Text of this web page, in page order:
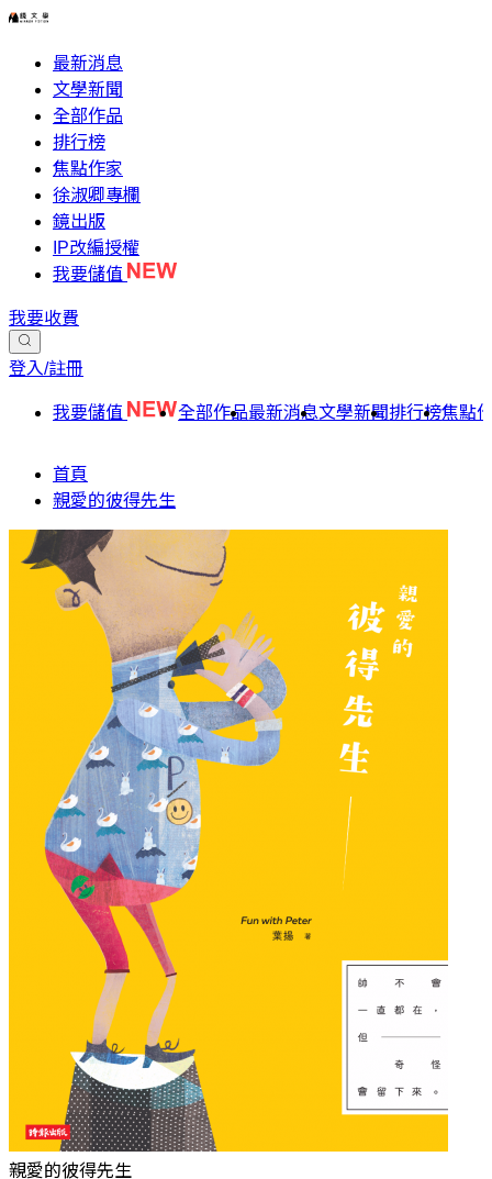
最新消息
文學新聞
全部作品
排行榜
焦點作家
徐淑卿專欄
鏡出版
IP改編授權
我要儲值
我要收費
登入/註冊
我要儲值 全部作品最新消息文學新聞排行榜焦點
首頁
親愛的彼得先生
親愛的彼得先生